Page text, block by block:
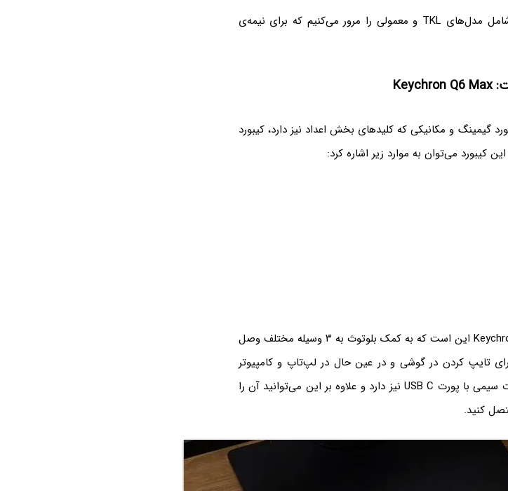
در ادامه مقاله لیست بهترین کیبورد گیمینگ شامل مدل‌های TKL و معمولی را مرور می‌کنیم که برای نیمه‌ی
گیمینگ و مکانیکی که کلیدهای بخش اعداد نیز دارد، کیبورد
نکته‌ی جالب در مورد کیبورد Q6 Max کمپانی Keychron این است که به کمک بلوتوث به ۳ وسیله مختلف وصل
تایپ کردن در گوشی و در عین حال در لپ‌تاپ و کامپیوتر
استفاده کنید. این کیبورد امکان اتصال به صورت سیمی با پورت USB C نیز دارد و علاوه بر این می‌توانید آن را
کنید.